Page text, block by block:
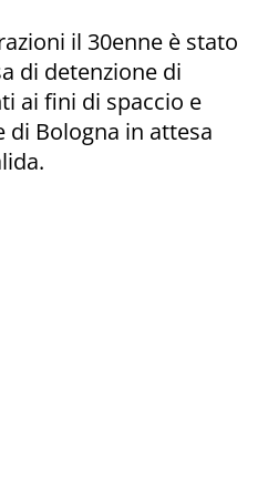
il 30enne è stato
di detenzione di
ai fini di spaccio e
Bologna in attesa